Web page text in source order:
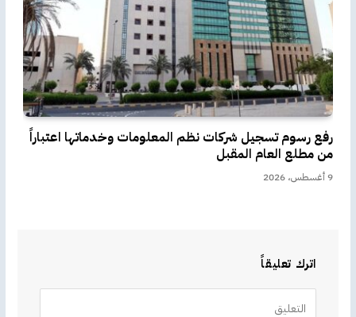
رفع رسوم تسجيل شركات نظم المعلومات وخدماتها اعتباراً
من مطلع العام المقبل
9 أغسطس، 2026
اترك تعليقاً